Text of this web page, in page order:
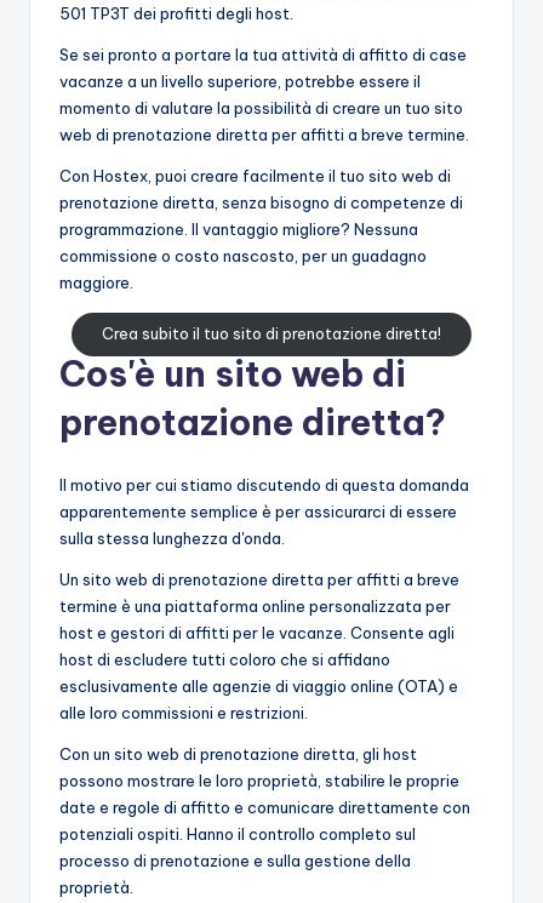
501 TP3T dei profitti degli host.
Se sei pronto a portare la tua attività di affitto di case
vacanze a un livello superiore, potrebbe essere il
momento di valutare la possibilità di creare un tuo sito
web di prenotazione diretta per affitti a breve termine.
Con Hostex, puoi creare facilmente il tuo sito web di
prenotazione diretta, senza bisogno di competenze di
programmazione. Il vantaggio migliore? Nessuna
commissione o costo nascosto, per un guadagno
maggiore.
Crea subito il tuo sito di prenotazione diretta!
Cos'è un sito web di
prenotazione diretta?
Il motivo per cui stiamo discutendo di questa domanda
apparentemente semplice è per assicurarci di essere
sulla stessa lunghezza d'onda.
Un sito web di prenotazione diretta per affitti a breve
termine è una piattaforma online personalizzata per
host e gestori di affitti per le vacanze. Consente agli
host di escludere tutti coloro che si affidano
esclusivamente alle agenzie di viaggio online (OTA) e
alle loro commissioni e restrizioni.
Con un sito web di prenotazione diretta, gli host
possono mostrare le loro proprietà, stabilire le proprie
date e regole di affitto e comunicare direttamente con
potenziali ospiti. Hanno il controllo completo sul
processo di prenotazione e sulla gestione della
proprietà.